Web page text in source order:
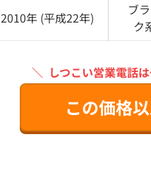
2010年 (平成22年)
ブ
ク
＼ しつこい営業電話
この価格